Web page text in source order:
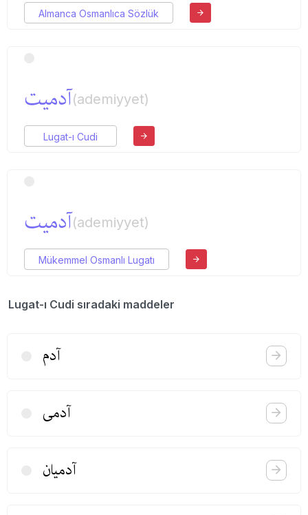
Almanca Osmanlıca Sözlük
آدمیت(ademiyyet)
Lugat-ı Cudi
آدمیت(ademiyyet)
Mükemmel Osmanlı Lugatı
Lugat-ı Cudi sıradaki maddeler
آدم
آدمی
آدمیان